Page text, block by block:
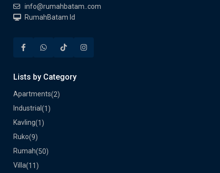
info@rumahbatam..com
RumahBatam Id
Lists by Category
Apartments(2)
Industrial (1)
Kavling(1)
Ruko(9)
Rumah(50)
Villa(11)